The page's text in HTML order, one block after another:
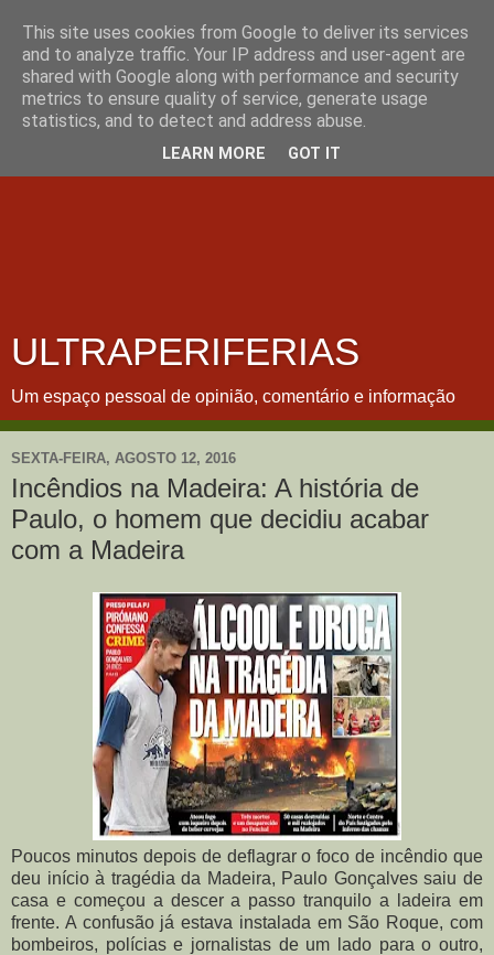
ULTRAPERIFERIAS
Um espaço pessoal de opinião, comentário e informação
SEXTA-FEIRA, AGOSTO 12, 2016
Incêndios na Madeira: A história de
Paulo, o homem que decidiu acabar
com a Madeira
Poucos minutos depois de deflagrar o foco de incêndio que
deu início à tragédia da Madeira, Paulo Gonçalves saiu de
casa e começou a descer a passo tranquilo a ladeira em
frente. A confusão já estava instalada em São Roque, com
bombeiros, polícias e jornalistas de um lado para o outro,
This site uses cookies from Google to deliver its services
and to analyze traffic. Your IP address and user-agent are
shared with Google along with performance and security
metrics to ensure quality of service, generate usage
statistics, and to detect and address abuse.
LEARN MORE GOT IT